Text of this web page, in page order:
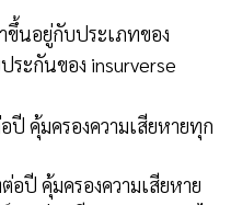
ขึ้นอยู่กับประเภทของ
ระกันของ insurverse
ปี คุ้มครองความเสียหายทุก
อปี คุ้มครองความเสียหาย